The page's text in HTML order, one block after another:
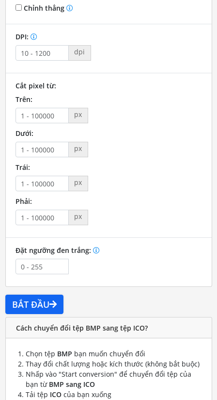
Chỉnh thẳng
DPI:
dpi
Cắt pixel từ:
Trên:
px
Dưới:
px
Trái:
px
Phải:
px
Đặt ngưỡng đen trắng:
BẮT ĐẦU
Cách chuyển đổi tệp BMP sang tệp ICO?
Chọn tệp BMP bạn muốn chuyển đổi
Thay đổi chất lượng hoặc kích thước (không bắt buộc)
Nhấp vào "Start conversion" để chuyển đổi tệp của
bạn từ BMP sang ICO
Tải tệp ICOcủa bạn xuống